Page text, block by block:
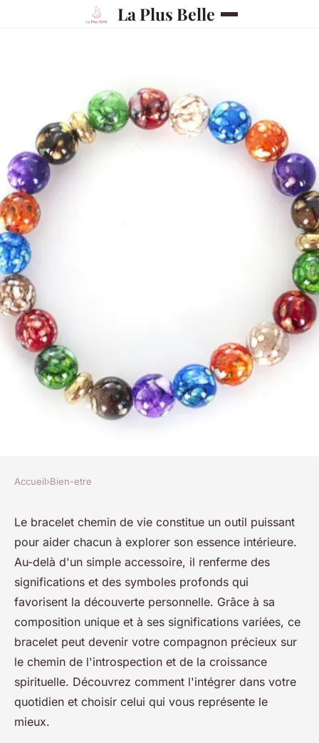
La Plus Belle
Explorez votre essence avec le
bracelet chemin de vie
raymonde•13 février 2025•4 min de lecture
Accueil›Bien-etre
Le bracelet chemin de vie constitue un outil puissant
pour aider chacun à explorer son essence intérieure.
Au-delà d'un simple accessoire, il renferme des
significations et des symboles profonds qui
favorisent la découverte personnelle. Grâce à sa
composition unique et à ses significations variées, ce
bracelet peut devenir votre compagnon précieux sur
le chemin de l'introspection et de la croissance
spirituelle. Découvrez comment l'intégrer dans votre
quotidien et choisir celui qui vous représente le
mieux.